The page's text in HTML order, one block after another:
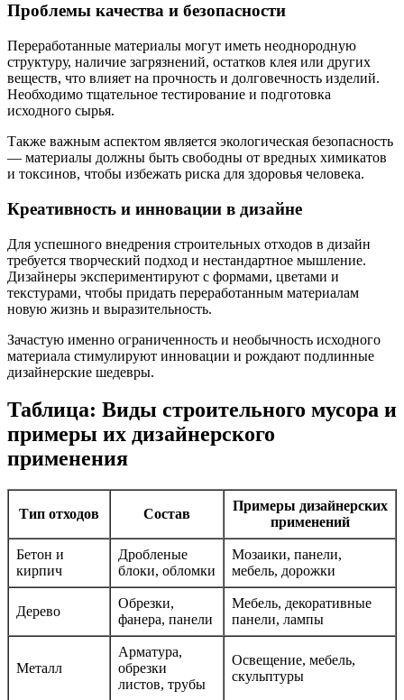
Проблемы качества и безопасности
Переработанные материалы могут иметь неоднородную
структуру, наличие загрязнений, остатков клея или других
веществ, что влияет на прочность и долговечность изделий.
Необходимо тщательное тестирование и подготовка
исходного сырья.
Также важным аспектом является экологическая безопасность
— материалы должны быть свободны от вредных химикатов
и токсинов, чтобы избежать риска для здоровья человека.
Креативность и инновации в дизайне
Для успешного внедрения строительных отходов в дизайн
требуется творческий подход и нестандартное мышление.
Дизайнеры экспериментируют с формами, цветами и
текстурами, чтобы придать переработанным материалам
новую жизнь и выразительность.
Зачастую именно ограниченность и необычность исходного
материала стимулируют инновации и рождают подлинные
дизайнерские шедевры.
Таблица: Виды строительного мусора и
примеры их дизайнерского
применения
Тип отходов Состав
Примеры дизайнерских
применений
Бетон и
кирпич
Дробленые
блоки, обломки
Мозаики, панели,
мебель, дорожки
Дерево
Обрезки,
фанера, панели
Мебель, декоративные
панели, лампы
Металл
Арматура,
обрезки
листов, трубы
Освещение, мебель,
скульптуры